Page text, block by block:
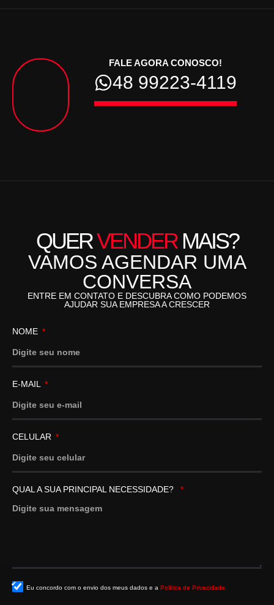
FALE AGORA CONOSCO!
48 99223-4119
QUERVENDERMAIS?
VAMOS AGENDAR UMA
CONVERSA
ENTRE EM CONTATO E DESCUBRA COMO PODEMOS
AJUDAR SUA EMPRESA A CRESCER
NOME
E-MAIL
CELULAR
QUAL A SUA PRINCIPAL NECESSIDADE?
Eu concordo com o envio dos meus dados e a Política de Privacidade.